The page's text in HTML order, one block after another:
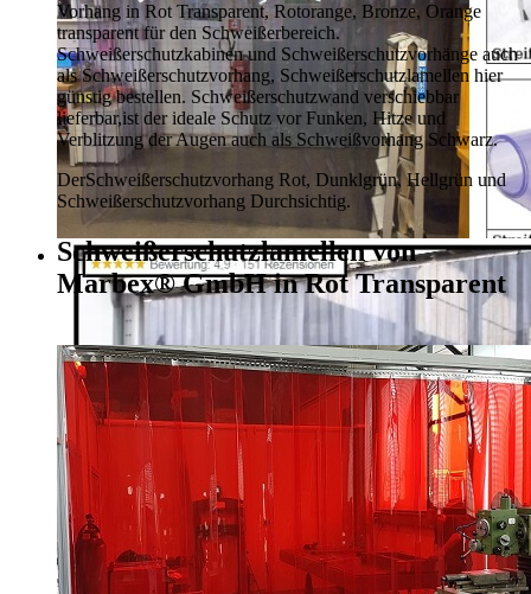
Vorhang in Rot Transparent, Rotorange, Bronze, Orange
transparent für den Schweißerbereich.
Schweißerschutzkabinen und Schweißerschutzvorhänge auch
als Schweißerschutzvorhang, Schweißerschutzlamellen hier
günstig bestellen. Schweißerschutzwand verschiebbar
lieferbar,ist der ideale Schutz vor Funken, Hitze und
Verblitzung der Augen auch als Schweißvorhang Schwarz.
DerSchweißerschutzvorhang Rot, Dunklgrün,Hellgrün und
Schweißerschutzvorhang Durchsichtig.
Schweißerschutzlamellen von
Marbex® GmbH in Rot Transparent